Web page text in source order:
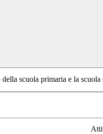
scuola primaria e la scuola